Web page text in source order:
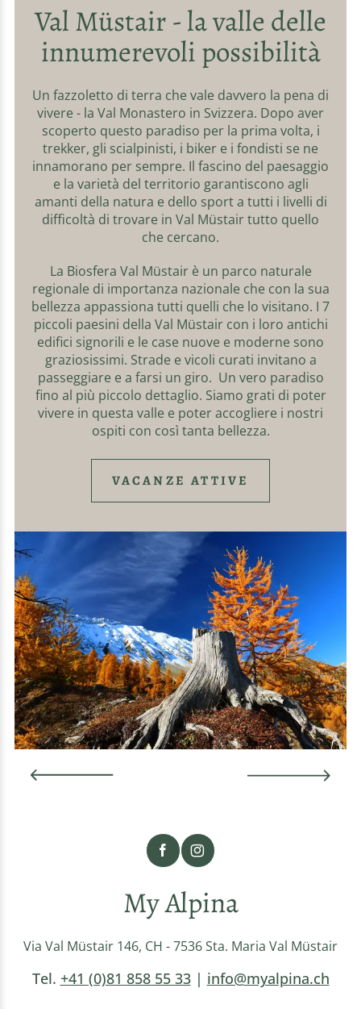
Val Müstair - la valle delle
innumerevoli possibilità
Un fazzoletto di terra che vale davvero la pena di
vivere - la Val Monastero in Svizzera. Dopo aver
scoperto questo paradiso per la prima volta, i
trekker, gli scialpinisti, i biker e i fondisti se ne
innamorano per sempre. Il fascino del paesaggio
e la varietà del territorio garantiscono agli
amanti della natura e dello sport a tutti i livelli di
difficoltà di trovare in Val Müstair tutto quello
che cercano.
La Biosfera Val Müstair è un parco naturale
regionale di importanza nazionale che con la sua
bellezza appassiona tutti quelli che lo visitano. I 7
piccoli paesini della Val Müstair con i loro antichi
edifici signorili e le case nuove e moderne sono
graziosissimi. Strade e vicoli curati invitano a
passeggiare e a farsi un giro. Un vero paradiso
fino al più piccolo dettaglio. Siamo grati di poter
vivere in questa valle e poter accogliere i nostri
ospiti con così tanta bellezza.
VACANZE ATTIVE
My Alpina
Via Val Müstair 146, CH - 7536 Sta. Maria Val Müstair
Tel. +41 (0)81 858 55 33| info@myalpina.ch